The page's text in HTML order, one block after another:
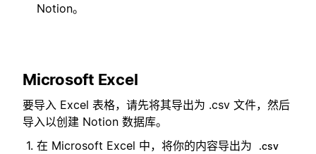
Notion。
Microsoft Excel
要导入 Excel 表格，请先将其导出为 .csv 文件，然后
导入以创建 Notion 数据库。
在 Microsoft Excel 中，将你的内容导出为
.csv